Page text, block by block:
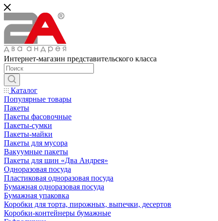
Интернет-магазин представительского класса
Каталог
Популярные товары
Пакеты
Пакеты фасовочные
Пакеты-сумки
Пакеты-майки
Пакеты для мусора
Вакуумные пакеты
Пакеты для шин «Два Андрея»
Одноразовая посуда
Пластиковая одноразовая посуда
Бумажная одноразовая посуда
Бумажная упаковка
Коробки для торта, пирожных, выпечки, десертов
Коробки-контейнеры бумажные